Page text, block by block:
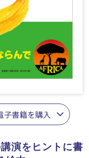
子書籍を購入
演をヒントに書